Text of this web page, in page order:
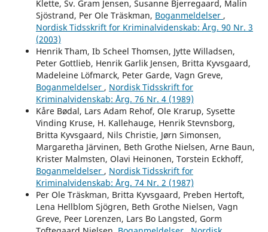
Klette, Sv. Gram Jensen, Susanne Bjerregaard, Malin
Sjöstrand, Per Ole Träskman, Boganmeldelser ,
Nordisk Tidsskrift for Kriminalvidenskab: Årg. 90 Nr. 3
(2003)
Henrik Tham, Ib Scheel Thomsen, Jytte Willadsen,
Peter Gottlieb, Henrik Garlik Jensen, Britta Kyvsgaard,
Madeleine Löfmarck, Peter Garde, Vagn Greve,
Boganmeldelser , Nordisk Tidsskrift for
Kriminalvidenskab: Årg. 76 Nr. 4 (1989)
Kåre Bødal, Lars Adam Rehof, Ole Krarup, Sysette
Vinding Kruse, H. Kallehauge, Henrik Stevnsborg,
Britta Kyvsgaard, Nils Christie, Jørn Simonsen,
Margaretha Järvinen, Beth Grothe Nielsen, Arne Baun,
Krister Malmsten, Olavi Heinonen, Torstein Eckhoff,
Boganmeldelser , Nordisk Tidsskrift for
Kriminalvidenskab: Årg. 74 Nr. 2 (1987)
Per Ole Träskman, Britta Kyvsgaard, Preben Hertoft,
Lena Hellblom Sjögren, Beth Grothe Nielsen, Vagn
Greve, Peer Lorenzen, Lars Bo Langsted, Gorm